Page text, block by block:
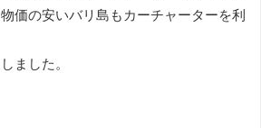
価の安いバリ島もカーチャーターを利
ました。